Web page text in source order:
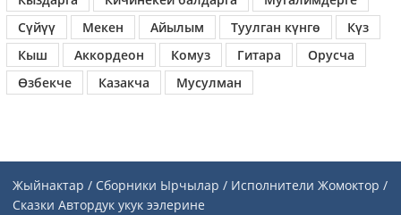
Сүйүү
Мекен Айылым Туулган күнгө
Күз
Кыш
Аккордеон Комуз Гитара
Орусча
Өзбекче
Казакча Мусулман
Жыйнактар / Сборники Ырчылар / Исполнители Жомоктор /
Сказки Автордук укук ээлерине